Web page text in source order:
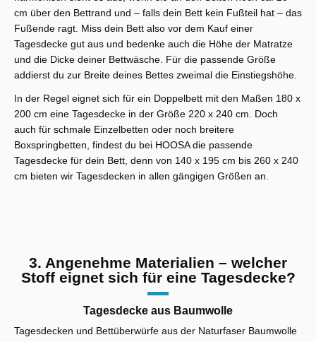
cm über den Bettrand und – falls dein Bett kein Fußteil hat – das
Fußende ragt. Miss dein Bett also vor dem Kauf einer
Tagesdecke gut aus und bedenke auch die Höhe der Matratze
und die Dicke deiner Bettwäsche. Für die passende Größe
addierst du zur Breite deines Bettes zweimal die Einstiegshöhe.
In der Regel eignet sich für ein Doppelbett mit den Maßen 180 x
200 cm eine Tagesdecke in der Größe 220 x 240 cm. Doch
auch für schmale Einzelbetten oder noch breitere
Boxspringbetten, findest du bei HOOSA die passende
Tagesdecke für dein Bett, denn von 140 x 195 cm bis 260 x 240
cm bieten wir Tagesdecken in allen gängigen Größen an.
3. Angenehme Materialien – welcher
Stoff eignet sich für eine Tagesdecke?
Tagesdecke aus Baumwolle
Tagesdecken und Bettüberwürfe aus der Naturfaser Baumwolle